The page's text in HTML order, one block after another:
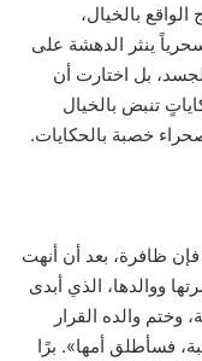
بالخيال،
سحرياً ينثر الدهشة على
بل اختارت أن
تنبض بالخيال
خصبة بالحكايات.
فإن ظافرة، بعد أن أنهت
ووالدها، الذي أبدى
وختم والده القرار
فسأطلق أمها». برًا